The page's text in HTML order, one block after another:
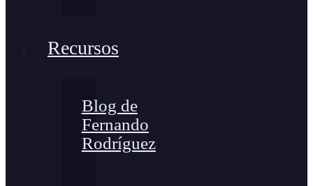
Recursos
Blog de
Fernando
Rodríguez